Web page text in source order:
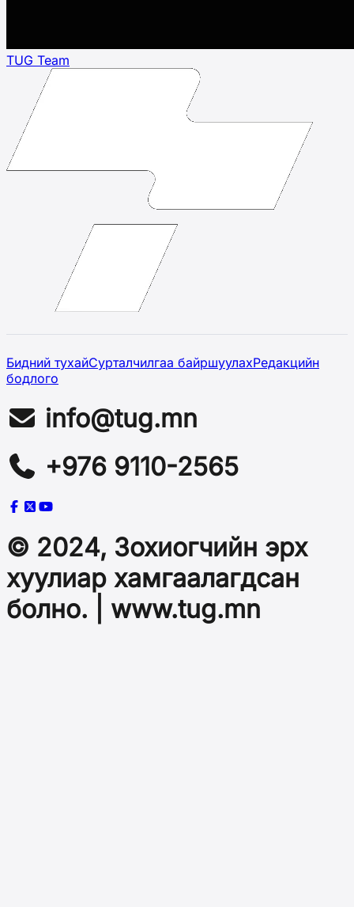
TUG Team
Бидний тухайСурталчилгаа байршуулахРедакцийн
бодлого
info@tug.mn
+976 9110-2565
© 2024, Зохиогчийн эрх
хуулиар хамгаалагдсан
болно. | www.tug.mn